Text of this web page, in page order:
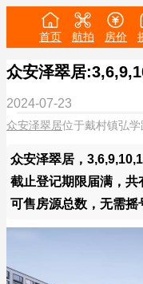
首页 航拍 房价
众安泽翠居
2024-07-23
众安泽翠居位于戴村镇弘学
众安泽翠居，
截止登记期限届满，共
可售房源总数，无需摇